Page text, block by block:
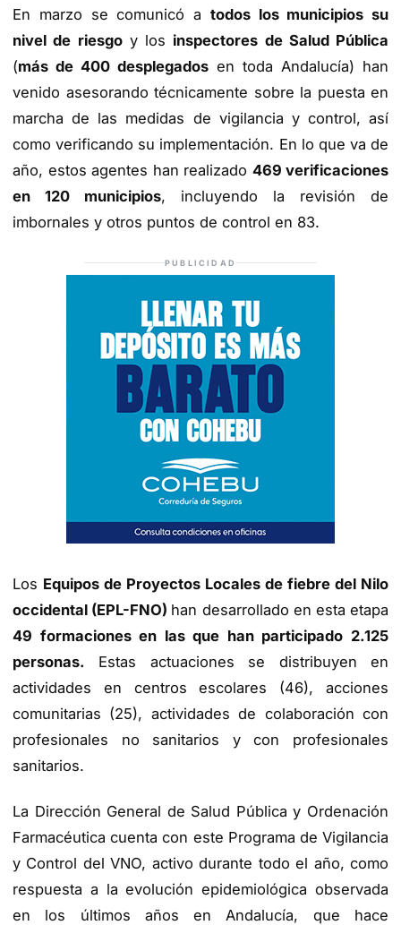
En marzo se comunicó a todos los municipios su
nivel de riesgoy los inspectores de Salud Pública
(más de 400 desplegados en toda Andalucía) han
venido asesorando técnicamente sobre la puesta en
marcha de las medidas de vigilancia y control, así
como verificando su implementación. En lo que va de
año, estos agentes han realizado 469 verificaciones
en 120 municipios, incluyendo la revisión de
imbornales y otros puntos de control en 83.
PUBLICIDAD
Los Equipos de Proyectos Locales de fiebre del Nilo
occidental (EPL-FNO) han desarrollado en esta etapa
49 formaciones en las que han participado 2.125
personas. Estas actuaciones se distribuyen en
actividades en centros escolares (46), acciones
comunitarias (25), actividades de colaboración con
profesionales no sanitarios y con profesionales
sanitarios.
La Dirección General de Salud Pública y Ordenación
Farmacéutica cuenta con este Programa de Vigilancia
y Control del VNO, activo durante todo el año, como
respuesta a la evolución epidemiológica observada
en los últimos años en Andalucía, que hace